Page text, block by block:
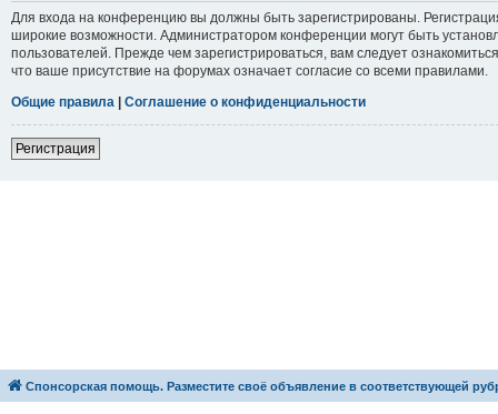
Для входа на конференцию вы должны быть зарегистрированы.
широкие возможности. Администратором конференции могут быть
пользователей. Прежде чем зарегистрироваться, вам следует
что ваше присутствие на форумах означает согласие со всеми правилами.
Общие правила | Соглашение о конфиденциальности
Регистрация
Спонсорская помощь. Разместите своё объявление в соответствующей